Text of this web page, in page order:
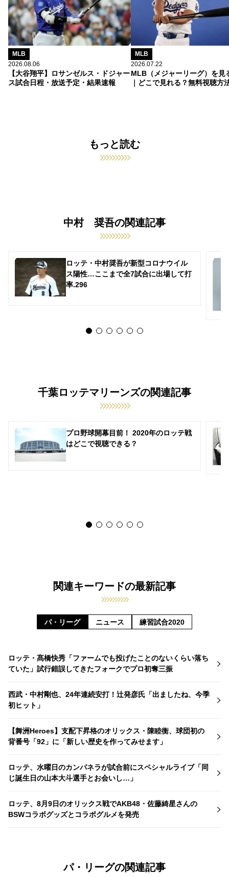
MLB
2026.08.06
【大谷翔平】ロサンゼルス・ドジャー
ス試合日程・放送予定・結果速報
MLB
2026.07.22
MLB（メジャーリーグ）を見
｜どこで見れる？無料視聴方
もっと読む
中村 奨吾の関連記事
ロッテ・中村奨吾が新型コロナウイル
ス陽性…ここまで全7試合に出場して打
率.296
千葉ロッテマリーンズの関連記事
プロ野球開幕目前！ 2020年のロッテ戦
はどこで視聴できる？
関連キーワードの最新記事
パ・リーグ ニュース 練習試合2020
ロッテ・髙橋快秀「ファームでも投げたことのないくらい落ち
ていた」試行錯誤してきたフォークでプロ初奪三振
西武・中村剛也、24年連続安打！辻発彦氏「出ましたね、今季
初ヒット」
【舞洲Heroes】支配下昇格のオリックス・陳睦衡、球団初の
背番号「92」に「新しい歴史を作ってみせます」
ロッテ、水曜日のカンパネラが試合前にスペシャルライブ「同
じ誕生日の山本大斗選手とお会いし…」
ロッテ、8月9日のオリックス戦でAKB48・佐藤綺星さんの
BSWコラボグッズとコラボグルメを発売
パ・リーグの関連記事